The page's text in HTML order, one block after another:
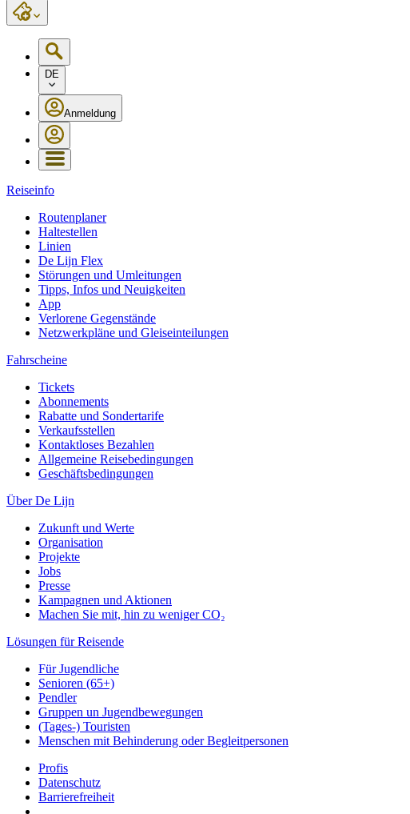
DE
Anmeldung
Reiseinfo
Routenplaner
Haltestellen
Linien
De Lijn Flex
Störungen und Umleitungen
Tipps, Infos und Neuigkeiten
App
Verlorene Gegenstände
Netzwerkpläne und Gleiseinteilungen
Fahrscheine
Tickets
Abonnements
Rabatte und Sondertarife
Verkaufsstellen
Kontaktloses Bezahlen
Allgemeine Reisebedingungen
Geschäftsbedingungen
Über De Lijn
Zukunft und Werte
Organisation
Projekte
Jobs
Presse
Kampagnen und Aktionen
Machen Sie mit, hin zu weniger CO₂
Lösungen für Reisende
Für Jugendliche
Senioren (65+)
Pendler
Gruppen un Jugendbewegungen
(Tages-) Touristen
Menschen mit Behinderung oder Begleitpersonen
Profis
Datenschutz
Barrierefreiheit